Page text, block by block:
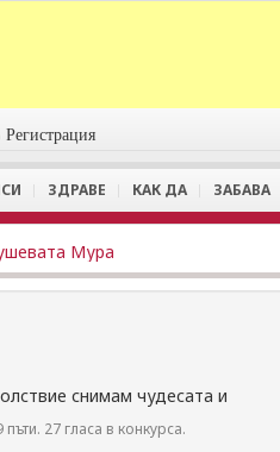
Регистрация
ЗДРАВЕ КАК ДА ЗАБАВА
Мура
снимам чудесата и
27 гласа в конкурса.